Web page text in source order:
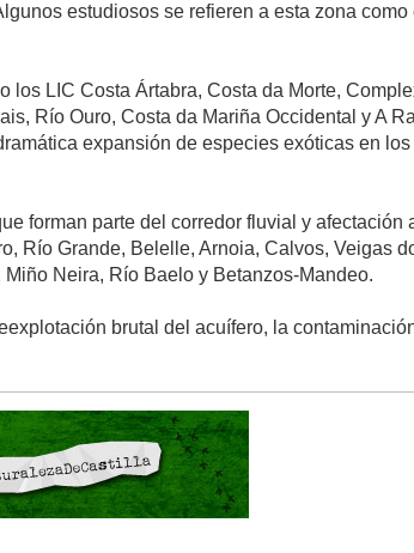
estudiosos se refieren a esta zona como
los LIC Costa Ártabra, Costa da Morte,
Río Ouro, Costa da Mariña Occidental y A
expansión de especies exóticas en
forman parte del corredor fluvial y afectación
Río Grande, Belelle, Arnoia, Calvos, Veigas
Neira, Río Baelo y Betanzos-Mandeo.
brutal del acuífero, la